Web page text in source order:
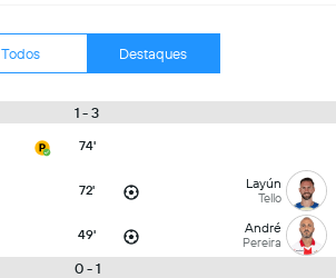
Todos Destaques
1 - 3
74'
72' Layún
Tello
49' André
Pereira
0 - 1